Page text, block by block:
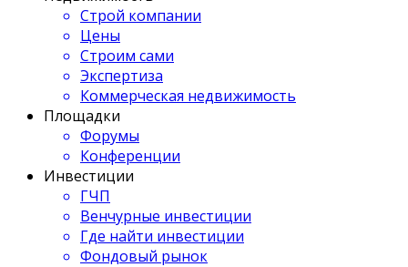
Строй компании
Цены
Строим сами
Экспертиза
Коммерческая недвижимость
Площадки
Форумы
Конференции
Инвестиции
ГЧП
Венчурные инвестиции
Где найти инвестиции
Фондовый рынок